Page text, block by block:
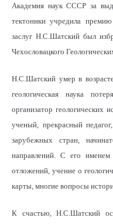
Академия наук СССР за
тектоники учредила
заслуг Н.С.Шатский был
Чехословацкого
Н.С.Шатский умер в
геологическая наука
организатор геологических
ученый, прекрасный
зарубежных стран,
направлений. С его
отложений, учение о
карты, многие вопросы
К счастью, Н.С.Шатский